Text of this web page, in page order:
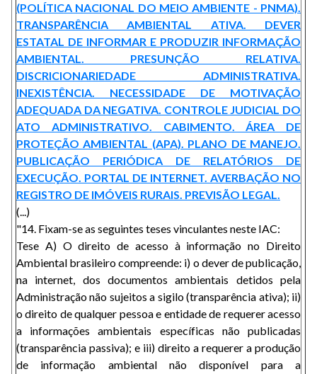
(POLÍTICA NACIONAL DO MEIO AMBIENTE - PNMA).
TRANSPARÊNCIA AMBIENTAL ATIVA. DEVER
ESTATAL DE INFORMAR E PRODUZIR INFORMAÇÃO
AMBIENTAL. PRESUNÇÃO RELATIVA.
DISCRICIONARIEDADE ADMINISTRATIVA.
INEXISTÊNCIA. NECESSIDADE DE MOTIVAÇÃO
ADEQUADA DA NEGATIVA. CONTROLE JUDICIAL DO
ATO ADMINISTRATIVO. CABIMENTO. ÁREA DE
PROTEÇÃO AMBIENTAL (APA). PLANO DE MANEJO.
PUBLICAÇÃO PERIÓDICA DE RELATÓRIOS DE
EXECUÇÃO. PORTAL DE INTERNET. AVERBAÇÃO NO
REGISTRO DE IMÓVEIS RURAIS. PREVISÃO LEGAL.
(...)
"14. Fixam-se as seguintes teses vinculantes neste IAC:
Tese A) O direito de acesso à informação no Direito
Ambiental brasileiro compreende: i) o dever de publicação,
na internet, dos documentos ambientais detidos pela
Administração não sujeitos a sigilo (transparência ativa); ii)
o direito de qualquer pessoa e entidade de requerer acesso
a informações ambientais específicas não publicadas
(transparência passiva); e iii) direito a requerer a produção
de informação ambiental não disponível para a